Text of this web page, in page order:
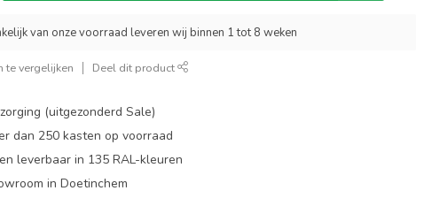
van onze voorraad leveren wij binnen 1 tot 8 weken
te vergelijken Deel dit product
(uitgezonderd Sale)
dan 250 kasten op voorraad
leverbaar in 135 RAL-kleuren
in Doetinchem